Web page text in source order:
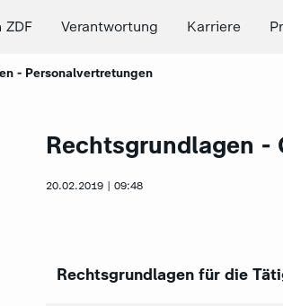
ZDF Verantwortung Karriere
- Personalvertretungen
Rechtsgrundlagen -
20.02.2019 | 09:48
Rechtsgrundlagen für die